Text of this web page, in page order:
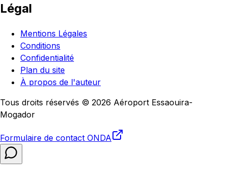
Légal
Mentions Légales
Conditions
Confidentialité
Plan du site
À propos de l'auteur
Tous droits réservés © 2026 Aéroport Essaouira-
Mogador
Formulaire de contact ONDA